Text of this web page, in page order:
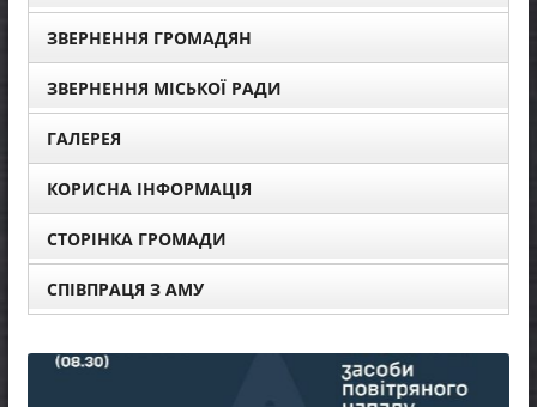
ЗВЕРНЕННЯ ГРОМАДЯН
ЗВЕРНЕННЯ МІСЬКОЇ РАДИ
ГАЛЕРЕЯ
КОРИСНА ІНФОРМАЦІЯ
СТОРІНКА ГРОМАДИ
СПІВПРАЦЯ З АМУ